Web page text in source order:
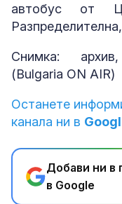
автобус от
Снимка:
(Bulgaria ON AIR)
Останете
канала ни в
Добави ни в
в Google